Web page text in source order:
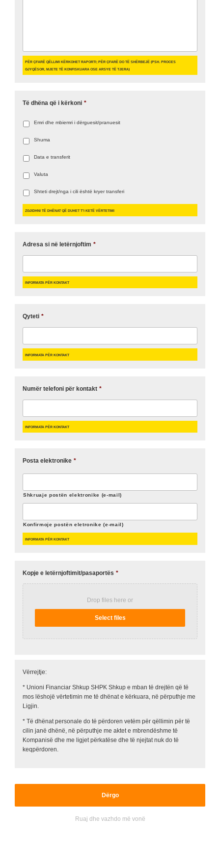
Për çfarë qëllimi kërkohet raporti; për çfarë do të shërbejë (psh. Proces
gjyqësor, mjete të konfiskuara ose arsye të tjera)
Të dhëna që i kërkoni *
Emri dhe mbiemri i dërguesit/pranuesit
Shuma
Data e transferit
Valuta
Shteti drejt/nga i cili është kryer transferi
Zgjidhni të dhënat që duhet t’i ketë Vërtetimi
Adresa si në letërnjoftim *
Informata për kontakt
Qyteti *
Informata për kontakt
Numër telefoni për kontakt *
Informata për kontakt
Posta elektronike *
Shkruaje postën elektronike (e-mail)
Konfirmoje postën eletronike (e-mail)
Informata për kontakt
Kopje e letërnjoftimit/pasaportës *
Drop files here or
types:
png,
pdf,
doc,
Vërrejtje:
* Unioni Financiar Shkup SHPK Shkup e mban të drejtën që të
mos lëshojë vërtetimin me të dhënat e kërkuara, në përputhje me
Ligjin.
* Të dhënat personale do të përdoren vetëm për qëllimin për të
cilin janë dhënë, në përputhje me aktet e mbrendëshme të
Kompanisë dhe me ligjet përkatëse dhe të njejtat nuk do të
keqpërdoren.
Ruaj dhe vazhdo më vonë